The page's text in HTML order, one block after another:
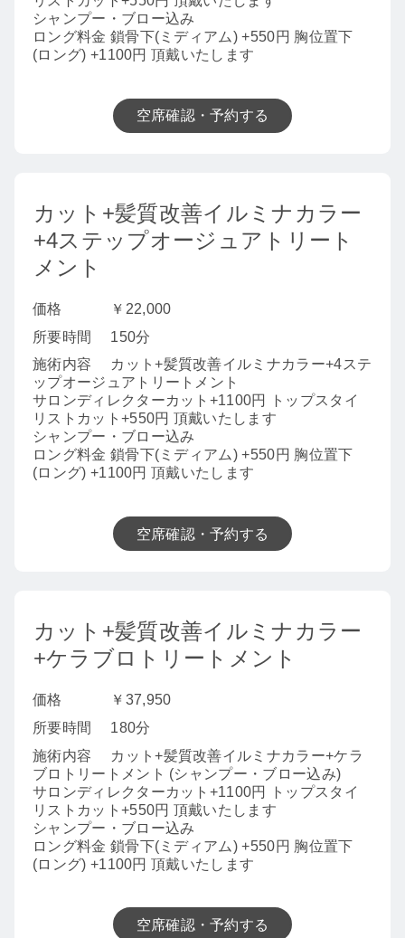
シャンプー・ブロー込み
ロング料金 鎖骨下(ミディアム) +550円 胸位置下
(ロング) +1100円 頂戴いたします
空席確認・予約する
カット+髪質改善イルミナカラー
+4ステップオージュアトリート
メント
価格
￥22,000
所要時間
150分
施術内容
カット+髪質改善イルミナカラー+4ステ
ップオージュアトリートメント
サロンディレクターカット+1100円 トップスタイ
リストカット+550円 頂戴いたします
シャンプー・ブロー込み
ロング料金 鎖骨下(ミディアム) +550円 胸位置下
(ロング) +1100円 頂戴いたします
空席確認・予約する
カット+髪質改善イルミナカラー
+ケラブロトリートメント
価格
￥37,950
所要時間
180分
施術内容
カット+髪質改善イルミナカラー+ケラ
ブロトリートメント (シャンプー・ブロー込み)
サロンディレクターカット+1100円 トップスタイ
リストカット+550円 頂戴いたします
シャンプー・ブロー込み
ロング料金 鎖骨下(ミディアム) +550円 胸位置下
(ロング) +1100円 頂戴いたします
空席確認・予約する